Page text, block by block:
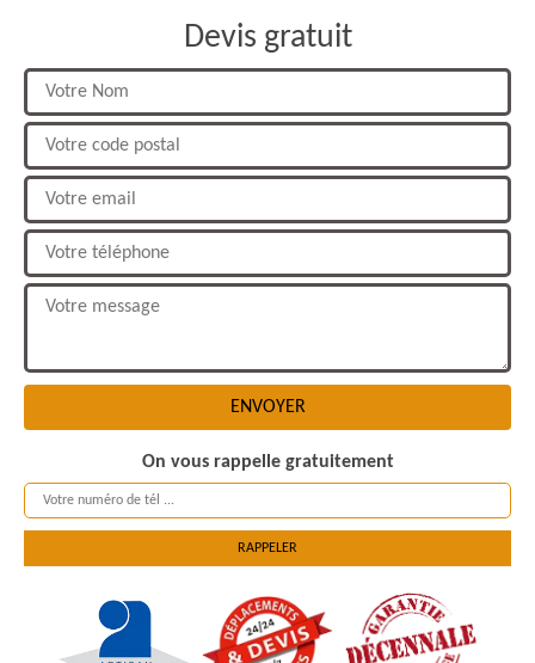
Devis gratuit
On vous rappelle gratuitement